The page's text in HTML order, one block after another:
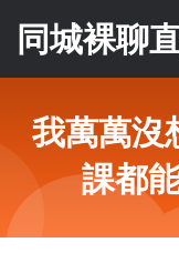
同城裸聊
我萬萬沒
課都